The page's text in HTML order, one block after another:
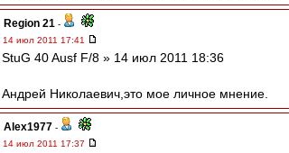
Region 21 -
14 июл 2011 17:41
StuG 40 Ausf F/8 » 14 июл 2011 18:36
Андрей Николаевич,это мое личное мнение.
Alex1977 -
14 июл 2011 17:37